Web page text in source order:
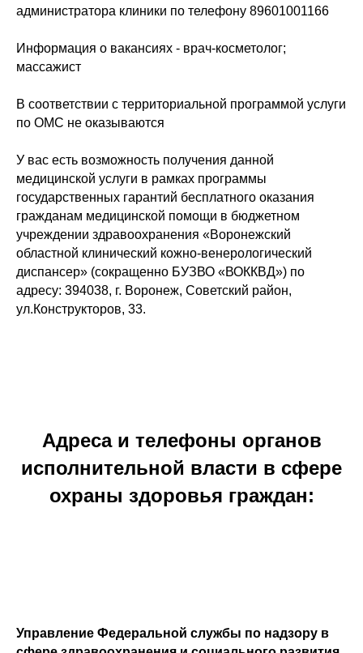
администратора клиники по телефону 89601001166
Информация о вакансиях - врач-косметолог;
массажист
В соответствии с территориальной программой услуги
по ОМС не оказываются
У вас есть возможность получения данной
медицинской услуги в рамках программы
государственных гарантий бесплатного оказания
гражданам медицинской помощи в бюджетном
учреждении здравоохранения «Воронежский
областной клинический кожно-венерологический
диспансер» (сокращенно БУЗВО «ВОККВД») по
адресу: 394038, г. Воронеж, Советский район,
ул.Конструкторов, 33.
Адреса и телефоны органов
исполнительной власти в сфере
охраны здоровья граждан:
Управление Федеральной службы по надзору в